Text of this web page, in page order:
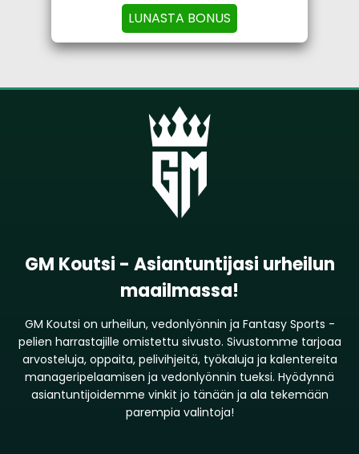
LUNASTA BONUS
GM Koutsi - Asiantuntijasi urheilun
maailmassa!
GM Koutsi on urheilun, vedonlyönnin ja Fantasy Sports -
pelien harrastajille omistettu sivusto. Sivustomme tarjoaa
arvosteluja, oppaita, pelivihjeitä, työkaluja ja kalentereita
manageripelaamisen ja vedonlyönnin tueksi. Hyödynnä
asiantuntijoidemme vinkit jo tänään ja ala tekemään
parempia valintoja!